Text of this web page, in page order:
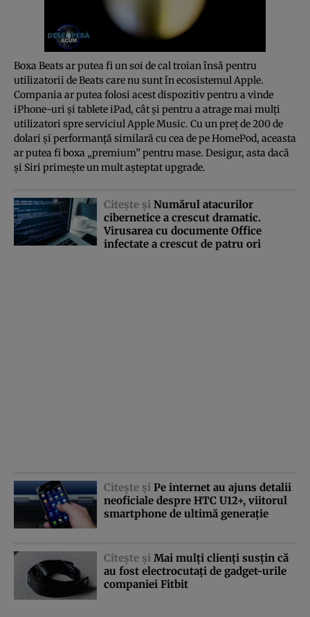
Boxa Beats ar putea fi un soi de cal troian însă pentru
utilizatorii de Beats care nu sunt în ecosistemul Apple.
Compania ar putea folosi acest dispozitiv pentru a vinde
iPhone-uri şi tablete iPad, cât şi pentru a atrage mai mulţi
utilizatori spre serviciul Apple Music. Cu un preţ de 200 de
dolari şi performanţă similară cu cea de pe HomePod, aceasta
ar putea fi boxa „premium” pentru mase. Desigur, asta dacă
şi Siri primeşte un mult aşteptat upgrade.
Citeşte şi Numărul atacurilor
cibernetice a crescut dramatic.
Virusarea cu documente Office
infectate a crescut de patru ori
Citeşte şi Pe internet au ajuns detalii
neoficiale despre HTC U12+, viitorul
smartphone de ultimă generaţie
Citeşte şi Mai mulţi clienţi susţin că
au fost electrocutaţi de gadget-urile
companiei Fitbit